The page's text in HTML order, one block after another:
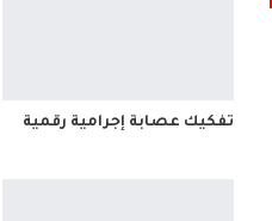
تفكيك عصابة إجرامية رقمية